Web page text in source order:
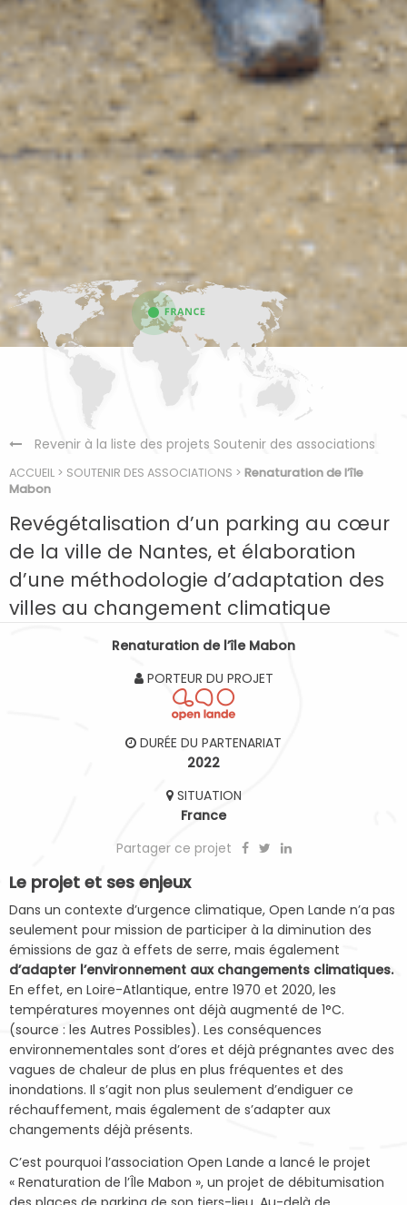
Revenir à la liste des projets Soutenir des associations
ACCUEIL > SOUTENIR DES ASSOCIATIONS > Renaturation de l’île
Mabon
Revégétalisation d’un parking au cœur
de la ville de Nantes, et élaboration
d’une méthodologie d’adaptation des
villes au changement climatique
Renaturation de l’île Mabon
PORTEUR DU PROJET
DURÉE DU PARTENARIAT
2022
SITUATION
France
Partager ce projet
Le projet et ses enjeux
Dans un contexte d’urgence climatique, Open Lande n’a pas
seulement pour mission de participer à la diminution des
émissions de gaz à effets de serre, mais également
d’adapter l’environnement aux changements climatiques.
En effet, en Loire-Atlantique, entre 1970 et 2020, les
températures moyennes ont déjà augmenté de 1°C.
(source : les Autres Possibles). Les conséquences
environnementales sont d’ores et déjà prégnantes avec des
vagues de chaleur de plus en plus fréquentes et des
inondations. Il s’agit non plus seulement d’endiguer ce
réchauffement, mais également de s’adapter aux
changements déjà présents.
C’est pourquoi l’association Open Lande a lancé le projet
« Renaturation de l’Île Mabon », un projet de débitumisation